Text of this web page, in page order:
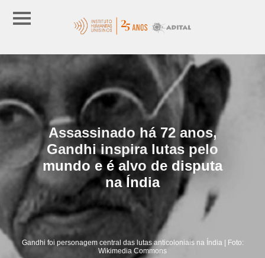
Assassinado há 72 anos,
Gandhi inspira lutas pelo
mundo e é alvo de disputa
na Índia
Gandhi foi personagem central das lutas anticoloniais na Índia | Foto:
Wikimedia Commons